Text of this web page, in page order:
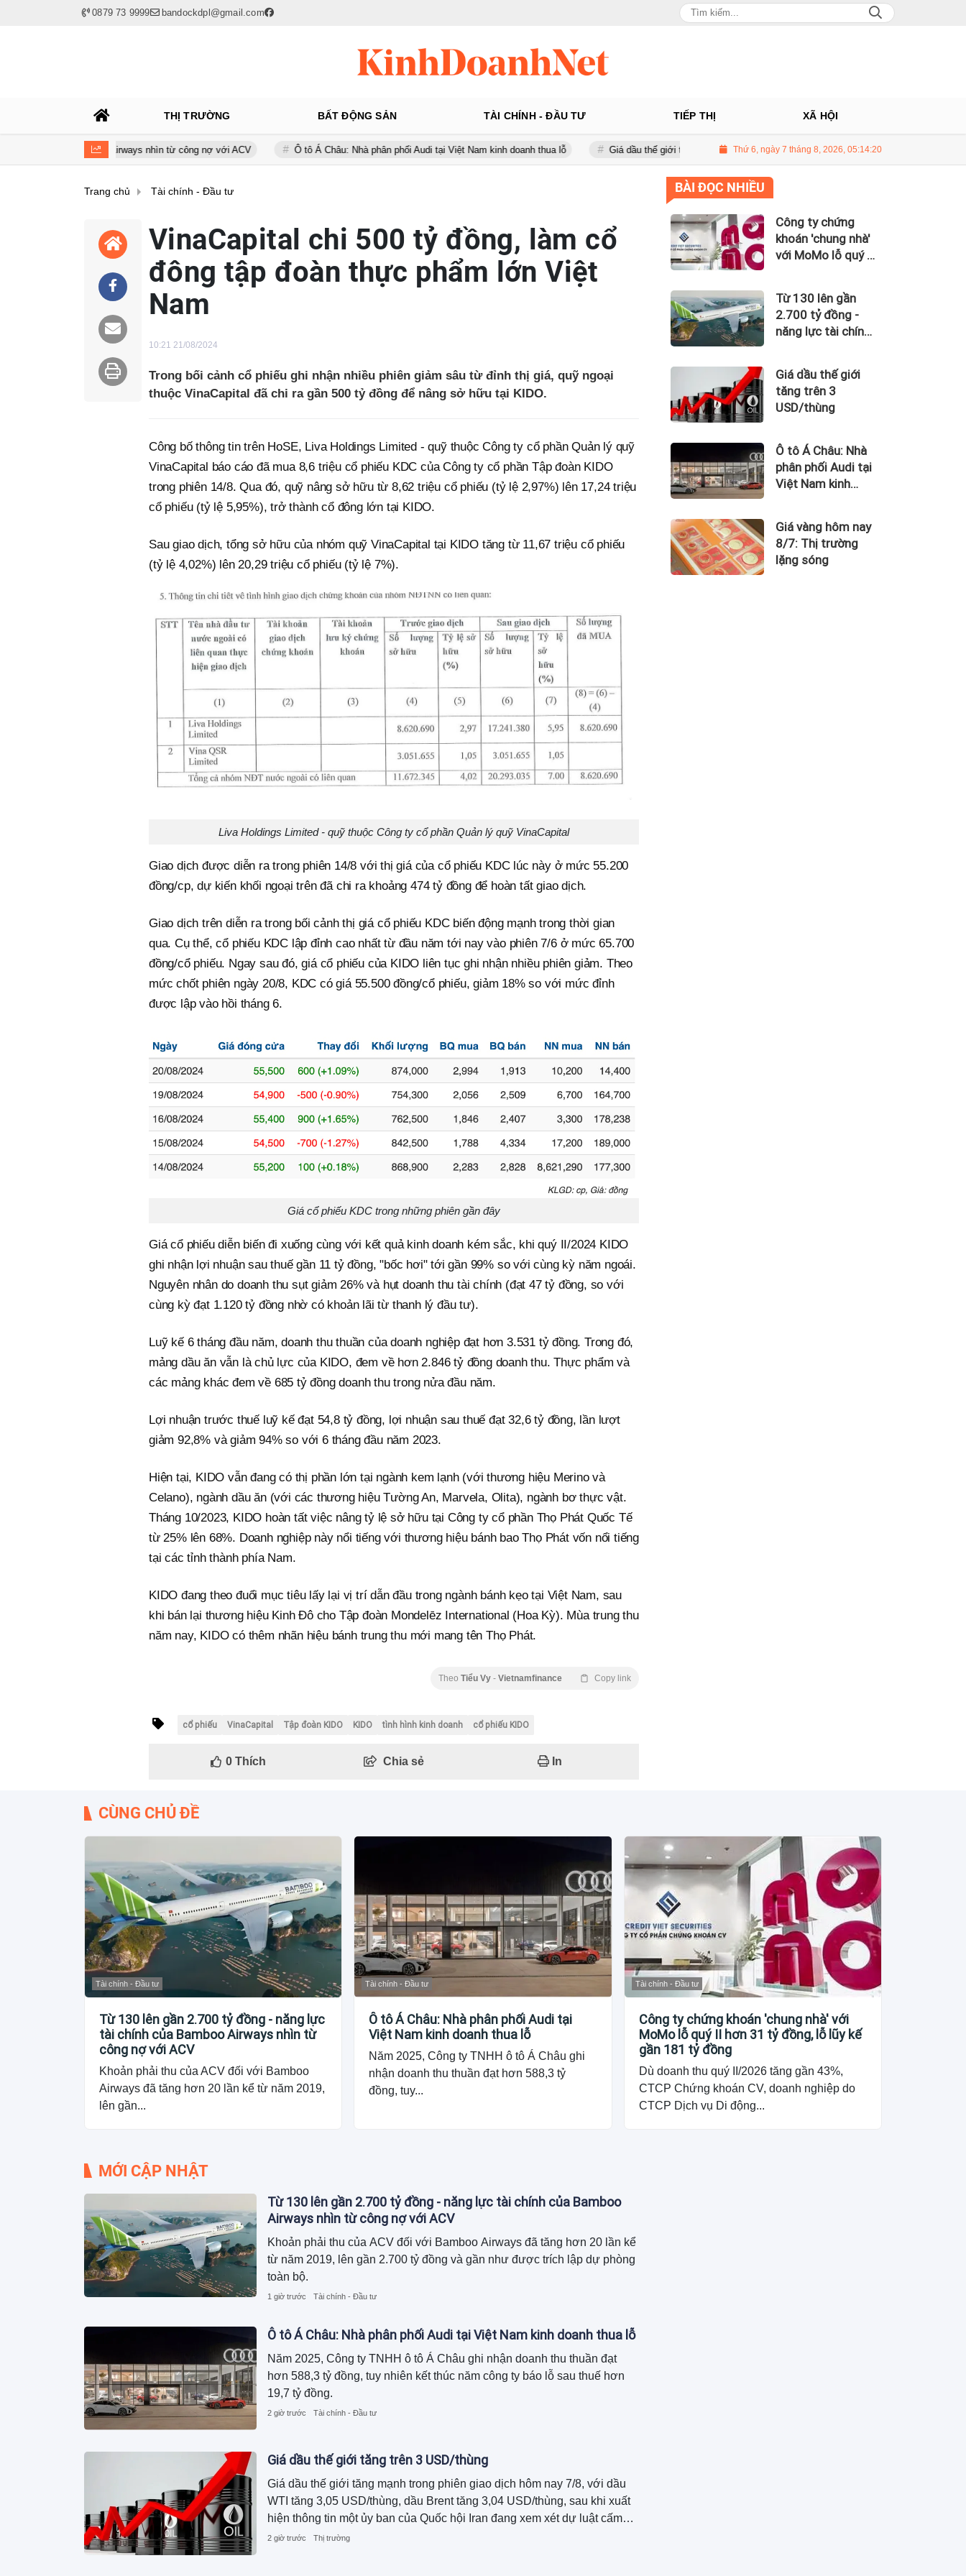
0879 73 9999 bandockdpl@gmail.com
THỊ TRƯỜNG BẤT ĐỘNG SẢN TÀI CHÍNH - ĐẦU TƯ TIẾP THỊ XÃ HỘI
Bamboo Airways nhìn từ công nợ với ACV Ô tô Á Châu: Nhà phân phối Audi tại Việt Nam kinh doanh thua lỗ Giá dầu thế giới tăng trên 3 USD/thùng Giá vàng hôm nay 8/7: Thị trường lặng sóng
Thứ 6, ngày 7 tháng 8, 2026, 05:14:21
Trang chủ Tài chính - Đầu tư
VinaCapital chi 500 tỷ đồng, làm cổ
đông tập đoàn thực phẩm lớn Việt
Nam
10:21 21/08/2024
Trong bối cảnh cổ phiếu ghi nhận nhiều phiên giảm sâu từ đỉnh thị giá, quỹ ngoại
thuộc VinaCapital đã chi ra gần 500 tỷ đồng để nâng sở hữu tại KIDO.
Công bố thông tin trên HoSE, Liva Holdings Limited - quỹ thuộc Công ty cổ phần Quản lý quỹ
VinaCapital báo cáo đã mua 8,6 triệu cổ phiếu KDC của Công ty cổ phần Tập đoàn KIDO
trong phiên 14/8. Qua đó, quỹ nâng sở hữu từ 8,62 triệu cổ phiếu (tỷ lệ 2,97%) lên 17,24 triệu
cổ phiếu (tỷ lệ 5,95%), trở thành cổ đông lớn tại KIDO.
Sau giao dịch, tổng sở hữu của nhóm quỹ VinaCapital tại KIDO tăng từ 11,67 triệu cổ phiếu
(tỷ lệ 4,02%) lên 20,29 triệu cổ phiếu (tỷ lệ 7%).
Liva Holdings Limited - quỹ thuộc Công ty cổ phần Quản lý quỹ VinaCapital
Giao dịch được diễn ra trong phiên 14/8 với thị giá của cổ phiếu KDC lúc này ở mức 55.200
đồng/cp, dự kiến khối ngoại trên đã chi ra khoảng 474 tỷ đồng để hoàn tất giao dịch.
Giao dịch trên diễn ra trong bối cảnh thị giá cổ phiếu KDC biến động mạnh trong thời gian
qua. Cụ thể, cổ phiếu KDC lập đỉnh cao nhất từ đầu năm tới nay vào phiên 7/6 ở mức 65.700
đồng/cổ phiếu. Ngay sau đó, giá cổ phiếu của KIDO liên tục ghi nhận nhiều phiên giảm. Theo
mức chốt phiên ngày 20/8, KDC có giá 55.500 đồng/cổ phiếu, giảm 18% so với mức đỉnh
được lập vào hồi tháng 6.
Giá cổ phiếu KDC trong những phiên gần đây
Giá cổ phiếu diễn biến đi xuống cùng với kết quả kinh doanh kém sắc, khi quý II/2024 KIDO
ghi nhận lợi nhuận sau thuế gần 11 tỷ đồng, "bốc hơi" tới gần 99% so với cùng kỳ năm ngoái.
Nguyên nhân do doanh thu sụt giảm 26% và hụt doanh thu tài chính (đạt 47 tỷ đồng, so với
cùng kỳ đạt 1.120 tỷ đồng nhờ có khoản lãi từ thanh lý đầu tư).
Luỹ kế 6 tháng đầu năm, doanh thu thuần của doanh nghiệp đạt hơn 3.531 tỷ đồng. Trong đó,
mảng dầu ăn vẫn là chủ lực của KIDO, đem về hơn 2.846 tỷ đồng doanh thu. Thực phẩm và
các mảng khác đem về 685 tỷ đồng doanh thu trong nửa đầu năm.
Lợi nhuận trước thuế luỹ kế đạt 54,8 tỷ đồng, lợi nhuận sau thuế đạt 32,6 tỷ đồng, lần lượt
giảm 92,8% và giảm 94% so với 6 tháng đầu năm 2023.
Hiện tại, KIDO vẫn đang có thị phần lớn tại ngành kem lạnh (với thương hiệu Merino và
Celano), ngành dầu ăn (với các thương hiệu Tường An, Marvela, Olita), ngành bơ thực vật.
Tháng 10/2023, KIDO hoàn tất việc nâng tỷ lệ sở hữu tại Công ty cổ phần Thọ Phát Quốc Tế
từ 25% lên 68%. Doanh nghiệp này nổi tiếng với thương hiệu bánh bao Thọ Phát vốn nổi tiếng
tại các tỉnh thành phía Nam.
KIDO đang theo đuổi mục tiêu lấy lại vị trí dẫn đầu trong ngành bánh kẹo tại Việt Nam, sau
khi bán lại thương hiệu Kinh Đô cho Tập đoàn Mondelēz International (Hoa Kỳ). Mùa trung thu
năm nay, KIDO có thêm nhãn hiệu bánh trung thu mới mang tên Thọ Phát.
Theo Tiểu Vy - Vietnamfinance Copy link
cổ phiếu VinaCapital Tập đoàn KIDO KIDO tình hình kinh doanh cổ phiếu KIDO
0Thích Chia sẻ In
BÀI ĐỌC NHIỀU
Công ty chứng
khoán 'chung nhà'
với MoMo lỗ quý II
lũy kế gần 181 tỷ
đồng
Từ 130 lên gần
2.700 tỷ đồng -
năng lực tài chính
Airways nhìn từ
công nợ với ACV
Giá dầu thế giới
tăng trên 3
USD/thùng
Ô tô Á Châu: Nhà
phân phối Audi tại
Việt Nam kinh
Giá vàng hôm nay
8/7: Thị trường
lặng sóng
CÙNG CHỦ ĐỀ
Tài chính - Đầu tư
Từ 130 lên gần 2.700 tỷ đồng - năng lực
tài chính của Bamboo Airways nhìn từ
công nợ với ACV
Khoản phải thu của ACV đối với Bamboo
Airways đã tăng hơn 20 lần kể từ năm 2019,
lên gần...
Tài chính - Đầu tư
Ô tô Á Châu: Nhà phân phối Audi tại
Việt Nam kinh doanh thua lỗ
Năm 2025, Công ty TNHH ô tô Á Châu ghi
nhận doanh thu thuần đạt hơn 588,3 tỷ
đồng, tuy...
Tài chính - Đầu tư
Công ty chứng khoán 'chung nhà' với
MoMo lỗ quý II hơn 31 tỷ đồng, lỗ lũy kế
gần 181 tỷ đồng
Dù doanh thu quý II/2026 tăng gần 43%,
CTCP Chứng khoán CV, doanh nghiệp do
CTCP Dịch vụ Di động...
MỚI CẬP NHẬT
Từ 130 lên gần 2.700 tỷ đồng - năng lực tài chính của Bamboo
Airways nhìn từ công nợ với ACV
Khoản phải thu của ACV đối với Bamboo Airways đã tăng hơn 20 lần kể
từ năm 2019, lên gần 2.700 tỷ đồng và gần như được trích lập dự phòng
toàn bộ.
1 giờ trước Tài chính - Đầu tư
Ô tô Á Châu: Nhà phân phối Audi tại Việt Nam kinh doanh thua lỗ
Năm 2025, Công ty TNHH ô tô Á Châu ghi nhận doanh thu thuần đạt
hơn 588,3 tỷ đồng, tuy nhiên kết thúc năm công ty báo lỗ sau thuế hơn
19,7 tỷ đồng.
2 giờ trước Tài chính - Đầu tư
Giá dầu thế giới tăng trên 3 USD/thùng
Giá dầu thế giới tăng mạnh trong phiên giao dịch hôm nay 7/8, với dầu
WTI tăng 3,05 USD/thùng, dầu Brent tăng 3,04 USD/thùng, sau khi xuất
hiện thông tin một ủy ban của Quốc hội Iran đang xem xét dự luật cấm
tàu của Mỹ và Israel đi qua eo biển Hormuz. Ngược lại, giá xăng dầu
2 giờ trước Thị trường